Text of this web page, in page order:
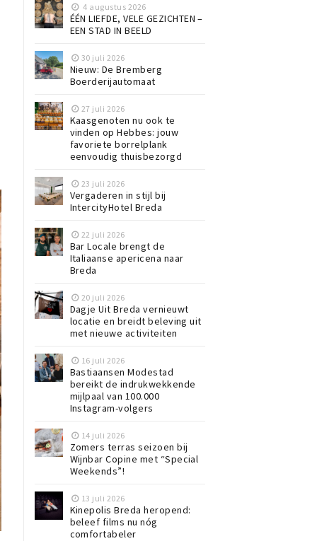
4 augustus 2026
ÉÉN LIEFDE, VELE GEZICHTEN –
EEN STAD IN BEELD
30 juli 2026
Nieuw: De Bremberg
Boerderijautomaat
27 juli 2026
Kaasgenoten nu ook te
vinden op Hebbes: jouw
favoriete borrelplank
eenvoudig thuisbezorgd
23 juli 2026
Vergaderen in stijl bij
IntercityHotel Breda
22 juli 2026
Bar Locale brengt de
Italiaanse apericena naar
Breda
20 juli 2026
Dagje Uit Breda vernieuwt
locatie en breidt beleving uit
met nieuwe activiteiten
16 juli 2026
Bastiaansen Modestad
bereikt de indrukwekkende
mijlpaal van 100.000
Instagram-volgers
14 juli 2026
Zomers terras seizoen bij
Wijnbar Copine met “Special
Weekends”!
13 juli 2026
Kinepolis Breda heropend:
beleef films nu nóg
comfortabeler